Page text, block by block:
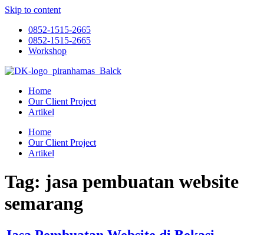
Skip to content
0852-1515-2665
0852-1515-2665
Workshop
Home
Our Client Project
Artikel
Home
Our Client Project
Artikel
Tag: jasa pembuatan website
semarang